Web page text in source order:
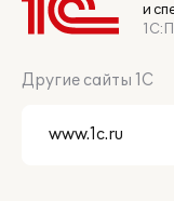
и
Другие сайты 1С